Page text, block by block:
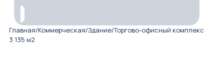
Главная/Коммерческая/Здание/Торгово-офисный комплекс
3 135 м2